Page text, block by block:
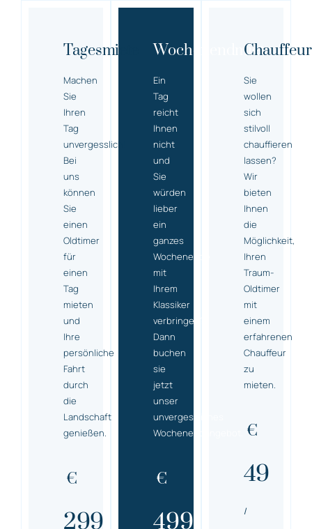
Tagesmiete
Machen
Sie
Ihren
Tag
unvergesslich!
Bei
uns
können
Sie
einen
Oldtimer
für
einen
Tag
mieten
und
Ihre
persönliche
Fahrt
durch
die
Landschaft
genießen.
€
299
Wochenendmiete
Ein
Tag
reicht
Ihnen
nicht
und
Sie
würden
lieber
ein
ganzes
Wochenende
mit
Ihrem
Klassiker
verbringen?
Dann
buchen
sie
jetzt
unser
unvergessliches
Wochenendangebot.
€
499
Sie
wollen
sich
stilvoll
chauffieren
lassen?
Wir
bieten
Ihnen
die
Möglichkeit,
Ihren
Traum-
Oldtimer
mit
einem
erfahrenen
Chauffeur
zu
mieten.
€
49
/